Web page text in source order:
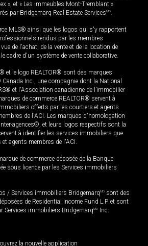
», et « Les immeubles Mont-Tremblant »
par Bridgemarq Real Estate ServicesMD.
MLS® ainsi que les logos qui s'y rapportent
rendus par les membres
de l'achat, de la vente et de la location de
cadre d'un système de vente collaborative.
et le logo REALTOR® sont des marques
Canada Inc., une compagnie dont la National
et l'Association canadienne de l’immobilier
de commerce REALTOR® servent à
offerts par les courtiers et agents
de l'ACI. Les marques d'homologation
agences®, et leurs logos respectifs sont la
à identifier les services immobiliers que
agents membres de l'ACI.
de commerce déposée de la Banque
sous licence par les Services immobiliers
/ Services immobiliers BridgemarqMD sont des
de Residential Income Fund L.P. et sont
Services immobiliers BridgemarqMD Inc.
la nouvelle application